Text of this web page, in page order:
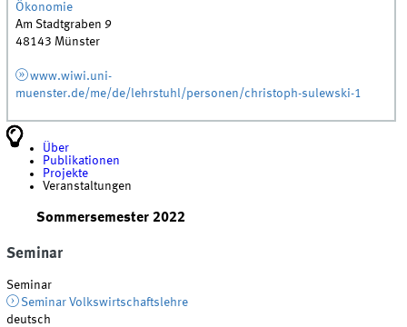
Ökonomie
Am Stadtgraben 9
48143 Münster
www.wiwi.uni-
muenster.de/me/de/lehrstuhl/personen/christoph-sulewski-1
Über
Publikationen
Projekte
Veranstaltungen
Sommersemester 2022
Seminar
Seminar
Seminar Volkswirtschaftslehre
deutsch